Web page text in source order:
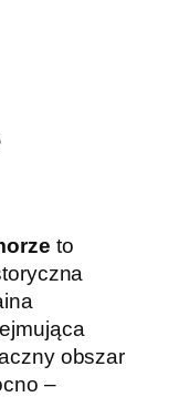
to
obszar
–